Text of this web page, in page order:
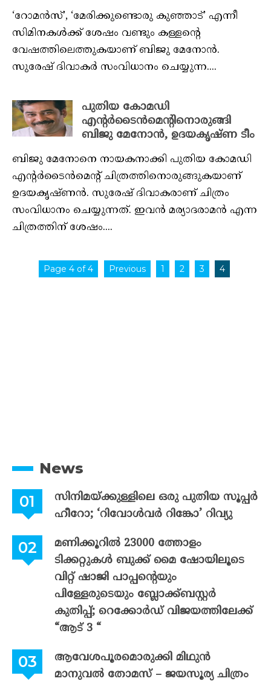
‘റോമൻസ്’, ‘മേരിക്കുണ്ടൊരു കുഞ്ഞാട്’ എന്നീ
സിമിനകൾക്ക് ശേഷം വണ്ടും കള്ളന്റെ
വേഷത്തിലെത്തുകയാണ് ബിജു മേനോൻ.
സുരേഷ് ദിവാകർ സംവിധാനം ചെയ്യുന്ന....
പുതിയ കോമഡി
എന്റർടൈൻമെന്റിനൊരുങ്ങി
ബിജു മേനോൻ, ഉദയകൃഷ്ണ ടീം
ബിജു മേനോനെ നായകനാക്കി പുതിയ കോമഡി
എന്റർടൈൻമെന്റ് ചിത്രത്തിനൊരുങ്ങുകയാണ്
ഉദയകൃഷ്ണൻ. സുരേഷ് ദിവാകരാണ് ചിത്രം
സംവിധാനം ചെയ്യുന്നത്. ഇവൻ മര്യാദരാമൻ എന്ന
ചിത്രത്തിന് ശേഷം....
Page 4 of 4 Previous 1 2 3 4
News
സിനിമയ്ക്കുള്ളിലെ ഒരു പുതിയ സൂപ്പർ
ഹീറോ; ‘റിവോൾവർ റിങ്കോ’ റിവ്യു
മണിക്കൂറിൽ 23000 ത്തോളം
ടിക്കറ്റുകൾ ബുക്ക് മൈ ഷോയിലൂടെ
വിറ്റ് ഷാജി പാപ്പന്റെയും
പിള്ളേരുടെയും ബ്ലോക്ക്ബസ്റ്റർ
കുതിപ്പ്; റെക്കോർഡ് വിജയത്തിലേക്ക്
“ആട് 3 “
ആവേശപൂരമൊരുക്കി മിഥുൻ
മാനുവൽ തോമസ് – ജയസൂര്യ ചിത്രം